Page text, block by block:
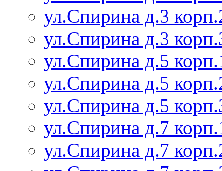
ул.Спирина д.3
ул.Спирина д.3
ул.Спирина д.5
ул.Спирина д.5
ул.Спирина д.5
ул.Спирина д.7
ул.Спирина д.7